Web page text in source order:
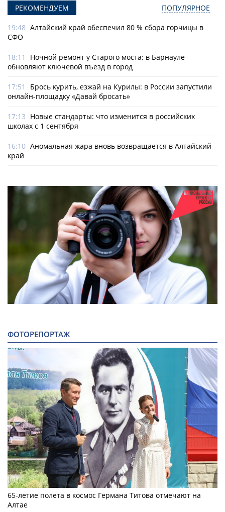
РЕКОМЕНДУЕМ ПОПУЛЯРНОЕ
19:48 Алтайский край обеспечил 80 % сбора горчицы в
СФО
18:11
Ночной ремонт у Старого моста: в Барнауле
обновляют ключевой въезд в город
17:51
Брось курить, езжай на Курилы: в России запустили
онлайн-­площадку «Давай бросать»
17:13 Новые стандарты: что изменится в российских
школах с 1 сентября
16:10 Аномальная жара вновь возвращается в Алтайский
край
ФОТОРЕПОРТАЖ
65-летие полета в космос Германа Титова отмечают на
Алтае